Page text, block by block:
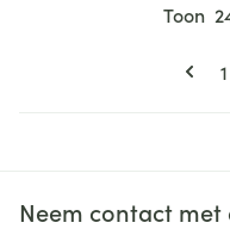
1
Toon
Neem contact met